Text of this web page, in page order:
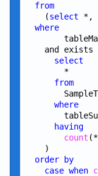
from
    (
select *,
where
and exists
select
        *
from
where
having
count
    )
order
by
case when